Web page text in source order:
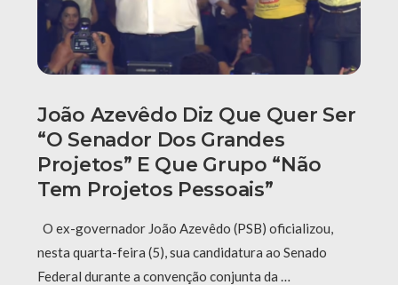
João Azevêdo Diz Que Quer Ser
“o Senador Dos Grandes
Projetos” E Que Grupo “não
Tem Projetos Pessoais”
O ex-governador João Azevêdo (PSB) oficializou,
nesta quarta-feira (5), sua candidatura ao Senado
Federal durante a convenção conjunta da …